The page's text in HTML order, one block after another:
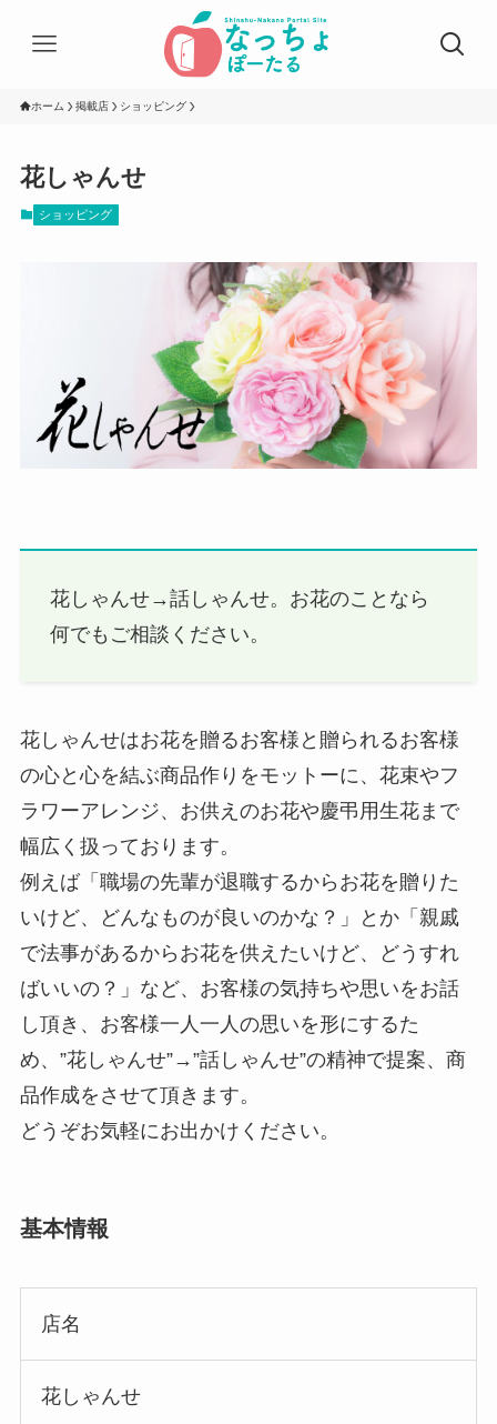
ホーム 掲載店 ショッピング
花しゃんせ
ショッピング
花しゃんせ→話しゃんせ。お花のことなら
何でもご相談ください。
花しゃんせはお花を贈るお客様と贈られるお客様
の心と心を結ぶ商品作りをモットーに、花束やフ
ラワーアレンジ、お供えのお花や慶弔用生花まで
幅広く扱っております。
例えば「職場の先輩が退職するからお花を贈りた
いけど、どんなものが良いのかな？」とか「親戚
で法事があるからお花を供えたいけど、どうすれ
ばいいの？」など、お客様の気持ちや思いをお話
し頂き、お客様一人一人の思いを形にするた
め、”花しゃんせ”→”話しゃんせ”の精神で提案、商
品作成をさせて頂きます。
どうぞお気軽にお出かけください。
基本情報
店名
花しゃんせ